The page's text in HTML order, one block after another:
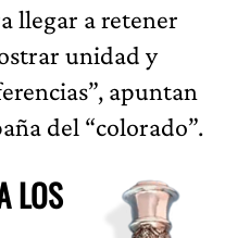
llegar a retener
unidad y
apuntan
del “colorado”.
LOS